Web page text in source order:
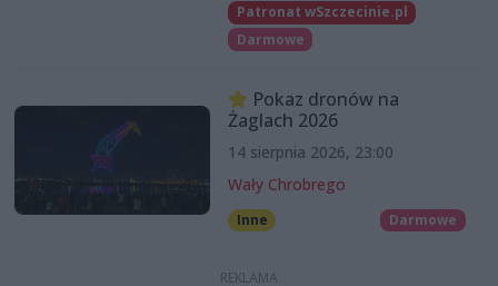
Patronat wSzczecinie.pl
Darmowe
Pokaz dronów na
Żaglach 2026
14 sierpnia 2026, 23:00
Wały Chrobrego
Inne Darmowe